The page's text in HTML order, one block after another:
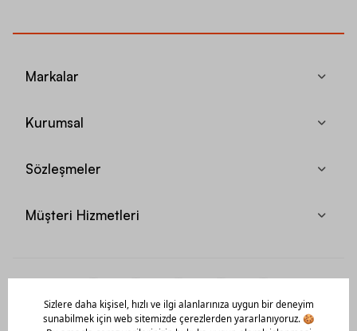
Markalar
Kurumsal
Sözleşmeler
Müşteri Hizmetleri